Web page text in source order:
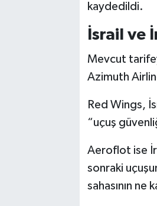
kaydedildi.
İsrail ve
Mevcut
Azimuth
Red Wings,
“uçuş
Aeroflot ise
sonraki
sahasının ne